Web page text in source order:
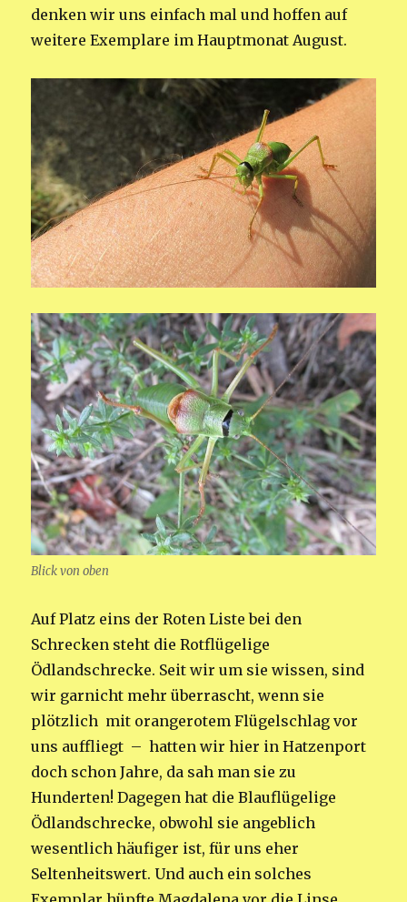
denken wir uns einfach mal und hoffen auf
weitere Exemplare im Hauptmonat August.
Blick von oben
Auf Platz eins der Roten Liste bei den
Schrecken steht die Rotflügelige
Ödlandschrecke. Seit wir um sie wissen, sind
wir garnicht mehr überrascht, wenn sie
plötzlich mit orangerotem Flügelschlag vor
uns auffliegt – hatten wir hier in Hatzenport
doch schon Jahre, da sah man sie zu
Hunderten! Dagegen hat die Blauflügelige
Ödlandschrecke, obwohl sie angeblich
wesentlich häufiger ist, für uns eher
Seltenheitswert. Und auch ein solches